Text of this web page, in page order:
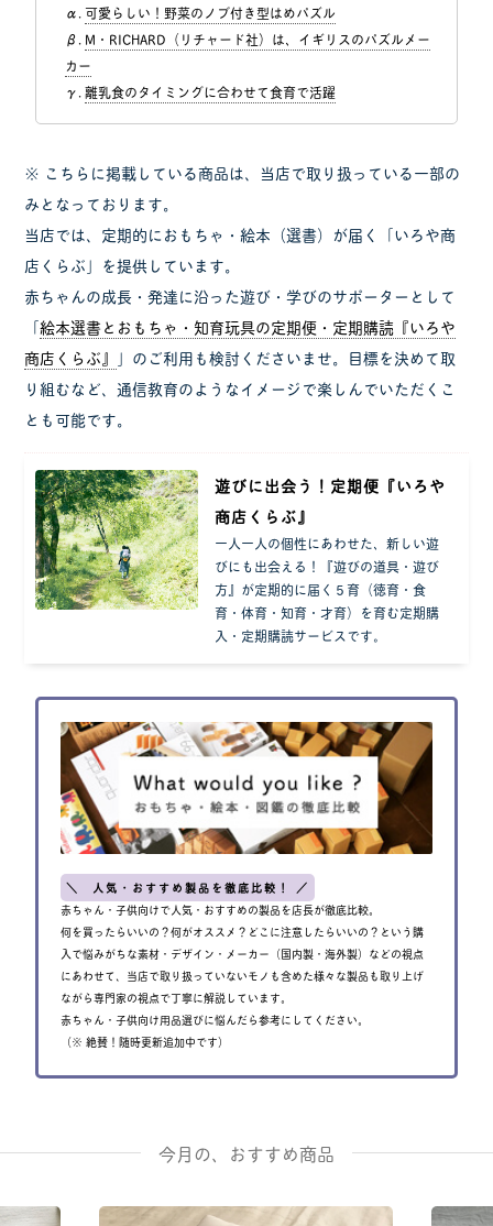
可愛らしい！野菜のノブ付き型はめパズル
M・RICHARD（リチャード社）は、イギリスのパズルメー
カー
離乳食のタイミングに合わせて食育で活躍
※ こちらに掲載している商品は、当店で取り扱っている一部の
みとなっております。
当店では、定期的におもちゃ・絵本（選書）が届く「いろや商
店くらぶ」を提供しています。
赤ちゃんの成長・発達に沿った遊び・学びのサポーターとして
「絵本選書とおもちゃ・知育玩具の定期便・定期購読『いろや
商店くらぶ』 」のご利用も検討くださいませ。目標を決めて取
り組むなど、通信教育のようなイメージで楽しんでいただくこ
とも可能です。
遊びに出会う！定期便『いろや
商店くらぶ』
一人一人の個性にあわせた、新しい遊
びにも出会える！『遊びの道具・遊び
方』が定期的に届く５育（徳育・食
育・体育・知育・才育）を育む定期購
入・定期購読サービスです。
＼ 人気・おすすめ製品を徹底比較！ ／
赤ちゃん・子供向けで人気・おすすめの製品を店長が徹底比較。
何を買ったらいいの？何がオススメ？どこに注意したらいいの？という購
入で悩みがちな素材・デザイン・メーカー（国内製・海外製）などの視点
にあわせて、当店で取り扱っていないモノも含めた様々な製品も取り上げ
ながら専門家の視点で丁寧に解説しています。
赤ちゃん・子供向け用品選びに悩んだら参考にしてください。
（※ 絶賛！随時更新追加中です）
今月の、おすすめ商品